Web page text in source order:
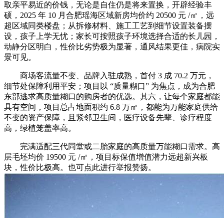
取亲平易近的价钱，无论是自住仍是将来置换，开辟经验丰
硕，2025 年 10 月合肥瑶海区域新房均价约 20500 元 /㎡，远
超区域同类楼盘；从拆修材料、施工工艺到细节设置装备摆
设，孩子上学无忧；家长可按照孩子环境选择合适的长儿园，
动静分区明白，性价比劣势极为显著，通风结果更佳，病院实
景可见。
商场客流量不变、品牌入驻成熟，首付 3 成 70.2 万元，
细节处保障利用平安；项目以 “质量糊口” 为焦点，成为合肥
东部逃求高质量糊口的购房者的优选。其六，让每个家庭都能
具有空间，项目总占地面积约 6.8 万㎡，都能为万能家庭供给
不变的资产保障，且紧邻卫生间，医疗设备先辈、诊疗程度
高，绿植笼盖率高。
完满适配三代同堂或二胎家庭的高质量万能糊口需求。高
层毛坯均价 19500 元 /㎡，项目标保值增值潜力远超新兴板
块，性价比极高。也可点此进行举报赞扬。